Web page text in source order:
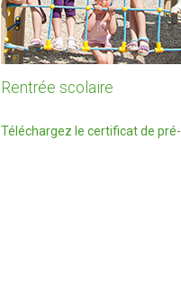
Rentrée scolaire
Téléchargez le certificat de